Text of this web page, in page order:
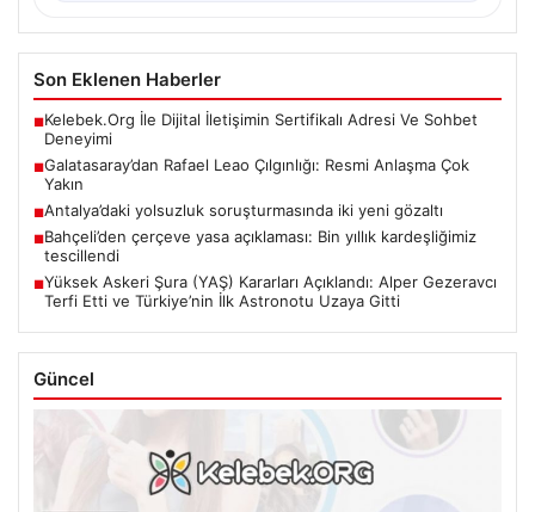
Son Eklenen Haberler
■Kelebek.Org İle Dijital İletişimin Sertifikalı Adresi Ve Sohbet
Deneyimi
■Galatasaray’dan Rafael Leao Çılgınlığı: Resmi Anlaşma Çok
Yakın
■Antalya’daki yolsuzluk soruşturmasında iki yeni gözaltı
■Bahçeli’den çerçeve yasa açıklaması: Bin yıllık kardeşliğimiz
tescillendi
■Yüksek Askeri Şura (YAŞ) Kararları Açıklandı: Alper Gezeravcı
Terfi Etti ve Türkiye’nin İlk Astronotu Uzaya Gitti
Güncel